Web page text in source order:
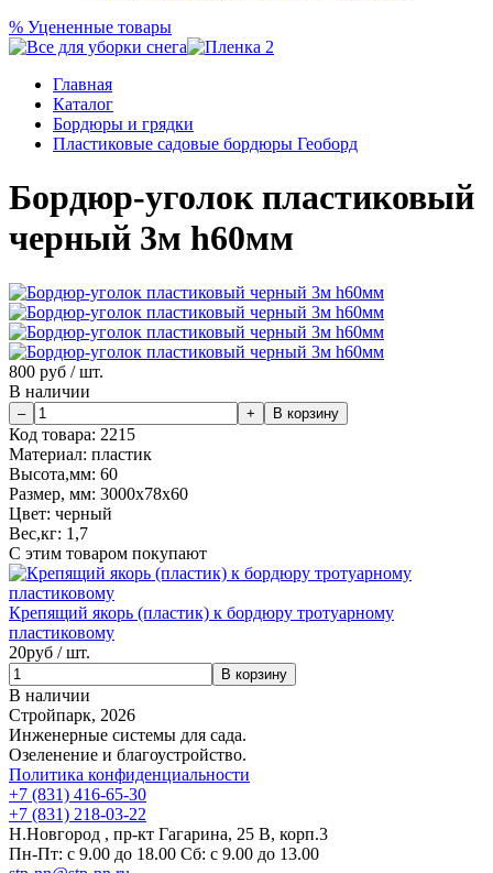
% Уцененные товары
Главная
Каталог
Бордюры и грядки
Пластиковые садовые бордюры Геоборд
Бордюр-уголок пластиковый
черный 3м h60мм
800 руб / шт.
В наличии
Код товара: 2215
Материал: пластик
Высота,мм: 60
Размер, мм: 3000x78x60
Цвет: черный
Вес,кг: 1,7
С этим товаром покупают
Крепящий якорь (пластик) к бордюру тротуарному
пластиковому
20руб / шт.
В наличии
Стройпарк, 2026
Инженерные системы для сада.
Озеленение и благоустройство.
Политика конфиденциальности
+7 (831) 416-65-30
+7 (831) 218-03-22
Н.Новгород , пр-кт Гагарина, 25 В, корп.3
Пн-Пт: с 9.00 до 18.00 Сб: с 9.00 до 13.00